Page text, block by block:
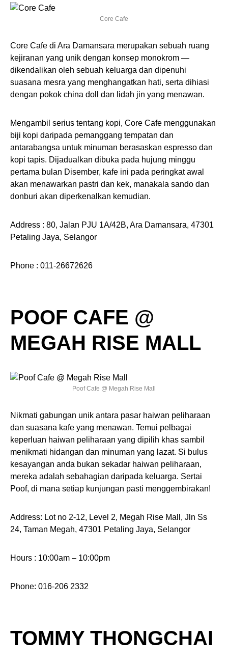
Core Cafe
Core Cafe di Ara Damansara merupakan sebuah ruang
kejiranan yang unik dengan konsep monokrom —
dikendalikan oleh sebuah keluarga dan dipenuhi
suasana mesra yang menghangatkan hati, serta dihiasi
dengan pokok china doll dan lidah jin yang menawan.
Mengambil serius tentang kopi, Core Cafe menggunakan
biji kopi daripada pemanggang tempatan dan
antarabangsa untuk minuman berasaskan espresso dan
kopi tapis. Dijadualkan dibuka pada hujung minggu
pertama bulan Disember, kafe ini pada peringkat awal
akan menawarkan pastri dan kek, manakala sando dan
donburi akan diperkenalkan kemudian.
Address : 80, Jalan PJU 1A/42B, Ara Damansara, 47301
Petaling Jaya, Selangor
Phone : 011-26672626
POOF CAFE @
MEGAH RISE MALL
Poof Cafe @ Megah Rise Mall
Nikmati gabungan unik antara pasar haiwan peliharaan
dan suasana kafe yang menawan. Temui pelbagai
keperluan haiwan peliharaan yang dipilih khas sambil
menikmati hidangan dan minuman yang lazat. Si bulus
kesayangan anda bukan sekadar haiwan peliharaan,
mereka adalah sebahagian daripada keluarga. Sertai
Poof, di mana setiap kunjungan pasti menggembirakan!
Address: Lot no 2-12, Level 2, Megah Rise Mall, Jln Ss
24, Taman Megah, 47301 Petaling Jaya, Selangor
Hours : 10:00am – 10:00pm
Phone: 016-206 2332
TOMMY THONGCHAI